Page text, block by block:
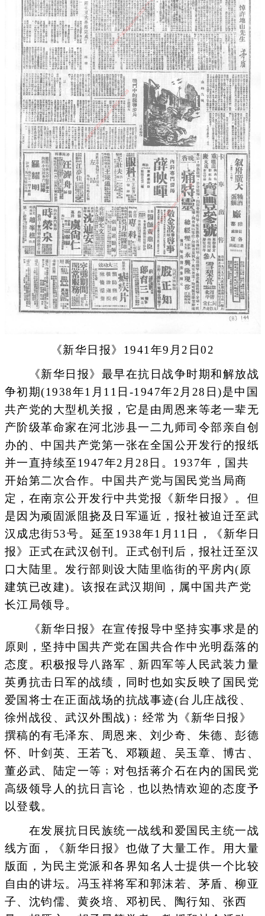
《新华日报》1941年9月2日02
《新华日报》最早在抗日战争时期和解放战
争初期(1938年1月11日-1947年2月28日)是中国
共产党的大型机关报，它是由周恩来等老一辈无
产阶级革命家在河北涉县一二九师司令部亲自创
办的、中国共产党第一张在全国公开发行的报纸
并一直持续至1947年2月28日。1937年，国共
开始第二次合作。中国共产党与国民党当局商
定，在南京公开发行中共党报《新华日报》。但
是因为顽固派阻挠及日军逼近，报社被迫迁至武
汉成忠街53号。延至1938年1月11日，《新华日
报》正式在武汉创刊。正式创刊后，报社迁至汉
口大陆里。发行部则设大陆里临街的平房内(原
建筑已改建)。该报在武汉期间，属中国共产党
长江局领导。
《新华日报》在宣传报导中坚持实事求是的
原则，坚持中国共产党在国共合作中光明磊落的
态度。积极报导八路军﹑新四军等人民武装力量
英勇抗击日军的战绩，同时也如实反映了国民党
爱国将士在正面战场的抗战事迹(台儿庄战役、
徐州战役、武汉外围战)﹔经常为《新华日报》
撰稿的有毛泽东、周恩来、刘少奇、朱德、彭德
怀、叶剑英、王若飞、邓颖超、吴玉章、博古、
董必武、陆定一等﹔对包括蒋介石在内的国民党
高级领导人的抗日言论﹐也以热情欢迎的态度予
以登载。
在发展抗日民族统一战线和爱国民主统一战
线方面，《新华日报》也做了大量工作。用大量
版面，为民主党派和各界知名人士提供一个比较
自由的讲坛。冯玉祥将军和郭沫若、茅盾、柳亚
子、沈钧儒、黄炎培、邓初民、陶行知、张西